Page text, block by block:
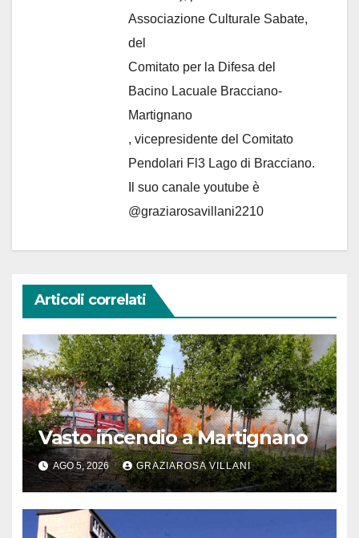
Associazione Culturale Sabate,
del
Comitato per la Difesa del
Bacino Lacuale Bracciano-
Martignano
, vicepresidente del Comitato
Pendolari Fl3 Lago di Bracciano.
Il suo canale youtube è
@graziarosavillani2210
Articoli correlati
Vasto incendio a Martignano
AGO 5, 2026 GRAZIAROSA VILLANI